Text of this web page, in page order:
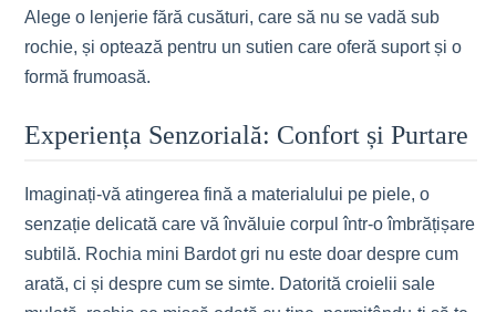
Alege o lenjerie fără cusături, care să nu se vadă sub
rochie, și optează pentru un sutien care oferă suport și o
formă frumoasă.
Experiența Senzorială: Confort și Purtare
Imaginați-vă atingerea fină a materialului pe piele, o
senzație delicată care vă învăluie corpul într-o îmbrățișare
subtilă. Rochia mini Bardot gri nu este doar despre cum
arată, ci și despre cum se simte. Datorită croielii sale